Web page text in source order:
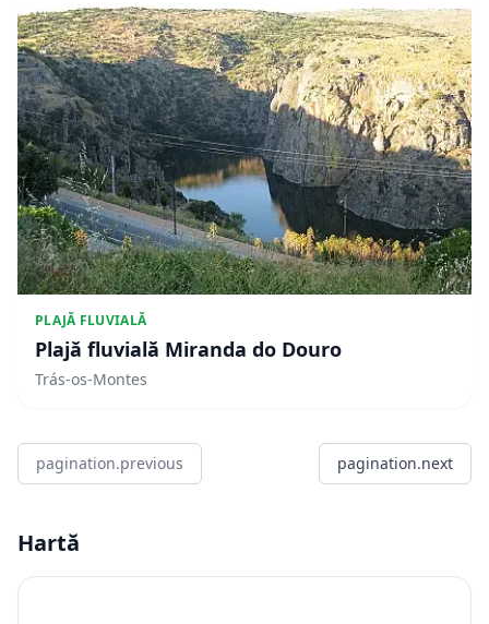
PLAJĂ FLUVIALĂ
Plajă fluvială Miranda do Douro
Trás-os-Montes
pagination.previous pagination.next
Hartă